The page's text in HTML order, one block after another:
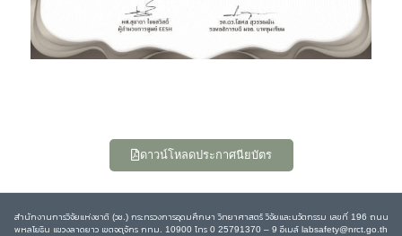
ดาวน์โหลดประกาศนียบัตร
สำนักงานการวิจัยแห่งชาติ (วช.) กระทรวงการอุดมศึกษา วิทยาศาสตร์ วิจัยและนวัตกรรม เลขที่ 196 ถนน
พหลโยธิน แขวงลาดยาว เขตจตุจักร กทม. 10900 โทร 0 25791370 – 9 อีเมล์ labsafety@nrct.go.th